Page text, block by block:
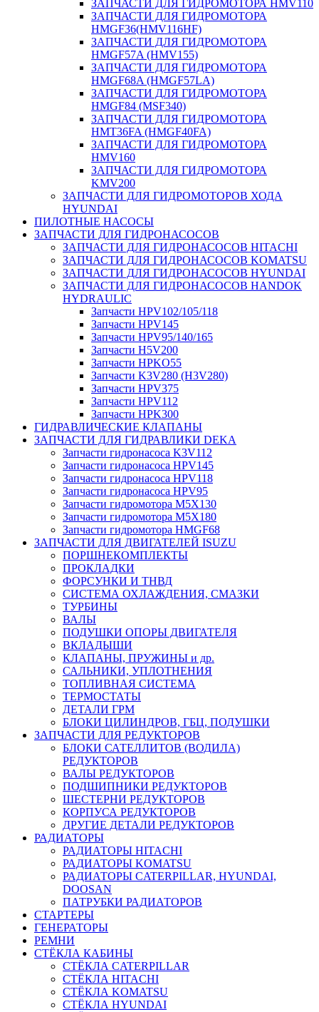
ЗАПЧАСТИ ДЛЯ ГИДРОМОТОРА HMV110
ЗАПЧАСТИ ДЛЯ ГИДРОМОТОРА
HMGF36(HMV116HF)
ЗАПЧАСТИ ДЛЯ ГИДРОМОТОРА
HMGF57A (HMV155)
ЗАПЧАСТИ ДЛЯ ГИДРОМОТОРА
HMGF68A (HMGF57LA)
ЗАПЧАСТИ ДЛЯ ГИДРОМОТОРА
HMGF84 (MSF340)
ЗАПЧАСТИ ДЛЯ ГИДРОМОТОРА
HMT36FA (HMGF40FA)
ЗАПЧАСТИ ДЛЯ ГИДРОМОТОРА
HMV160
ЗАПЧАСТИ ДЛЯ ГИДРОМОТОРА
KMV200
ЗАПЧАСТИ ДЛЯ ГИДРОМОТОРОВ ХОДА
HYUNDAI
ПИЛОТНЫЕ НАСОСЫ
ЗАПЧАСТИ ДЛЯ ГИДРОНАСОСОВ
ЗАПЧАСТИ ДЛЯ ГИДРОНАСОСОВ HITACHI
ЗАПЧАСТИ ДЛЯ ГИДРОНАСОСОВ KOMATSU
ЗАПЧАСТИ ДЛЯ ГИДРОНАСОСОВ HYUNDAI
ЗАПЧАСТИ ДЛЯ ГИДРОНАСОСОВ HANDOK
HYDRAULIC
Запчасти HPV102/105/118
Запчасти HPV145
Запчасти HPV95/140/165
Запчасти H5V200
Запчасти HPKO55
Запчасти K3V280 (H3V280)
Запчасти HPV375
Запчасти HPV112
Запчасти HPK300
ГИДРАВЛИЧЕСКИЕ КЛАПАНЫ
ЗАПЧАСТИ ДЛЯ ГИДРАВЛИКИ DEKA
Запчасти гидронасоса K3V112
Запчасти гидронасоса HPV145
Запчасти гидронасоса HPV118
Запчасти гидронасоса HPV95
Запчасти гидромотора M5X130
Запчасти гидромотора M5X180
Запчасти гидромотора HMGF68
ЗАПЧАСТИ ДЛЯ ДВИГАТЕЛЕЙ ISUZU
ПОРШНЕКОМПЛЕКТЫ
ПРОКЛАДКИ
ФОРСУНКИ И ТНВД
СИСТЕМА ОХЛАЖДЕНИЯ, СМАЗКИ
ТУРБИНЫ
ВАЛЫ
ПОДУШКИ ОПОРЫ ДВИГАТЕЛЯ
ВКЛАДЫШИ
КЛАПАНЫ, ПРУЖИНЫ и др.
САЛЬНИКИ, УПЛОТНЕНИЯ
ТОПЛИВНАЯ СИСТЕМА
ТЕРМОСТАТЫ
ДЕТАЛИ ГРМ
БЛОКИ ЦИЛИНДРОВ, ГБЦ, ПОДУШКИ
ЗАПЧАСТИ ДЛЯ РЕДУКТОРОВ
БЛОКИ САТЕЛЛИТОВ (ВОДИЛА)
РЕДУКТОРОВ
ВАЛЫ РЕДУКТОРОВ
ПОДШИПНИКИ РЕДУКТОРОВ
ШЕСТЕРНИ РЕДУКТОРОВ
КОРПУСА РЕДУКТОРОВ
ДРУГИЕ ДЕТАЛИ РЕДУКТОРОВ
РАДИАТОРЫ
РАДИАТОРЫ HITACHI
РАДИАТОРЫ KOMATSU
РАДИАТОРЫ CATERPILLAR, HYUNDAI,
DOOSAN
ПАТРУБКИ РАДИАТОРОВ
СТАРТЕРЫ
ГЕНЕРАТОРЫ
РЕМНИ
СТЁКЛА КАБИНЫ
СТЁКЛА CATERPILLAR
СТЁКЛА HITACHI
СТЁКЛА KOMATSU
СТЁКЛА HYUNDAI